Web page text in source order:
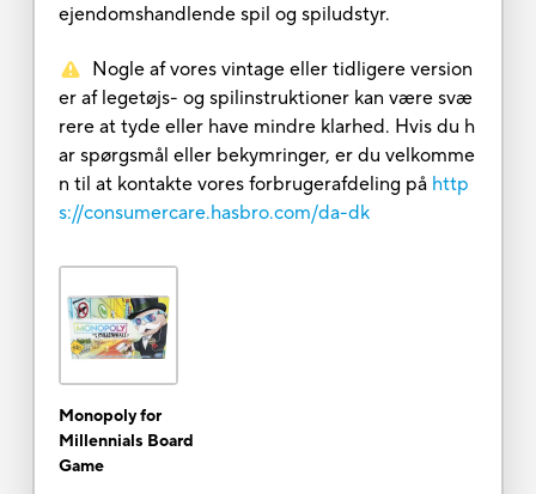
ejendomshandlende spil og spiludstyr.
Nogle af vores vintage eller tidligere version
er af legetøjs- og spilinstruktioner kan være svæ
rere at tyde eller have mindre klarhed. Hvis du h
ar spørgsmål eller bekymringer, er du velkomme
n til at kontakte vores forbrugerafdeling på http
s://consumercare.hasbro.com/da-dk
Monopoly for
Millennials Board
Game